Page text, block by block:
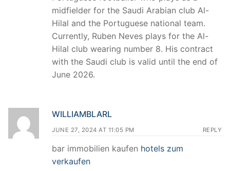
midfielder for the Saudi Arabian club Al-
Hilal and the Portuguese national team.
Currently, Ruben Neves plays for the Al-
Hilal club wearing number 8. His contract
with the Saudi club is valid until the end of
June 2026.
WILLIAMBLARL
JUNE 27, 2024 AT 11:05 PM REPLY
bar immobilien kaufen hotels zum
verkaufen